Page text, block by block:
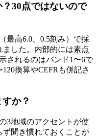
30点ではないので
最高6.0、0.5刻み）で採
ました。内部的には素点
されるのはバンド1〜6で
換算やCEFRも併記さ
か？
3地域のアクセントが使
ず聞き慣れておくことが